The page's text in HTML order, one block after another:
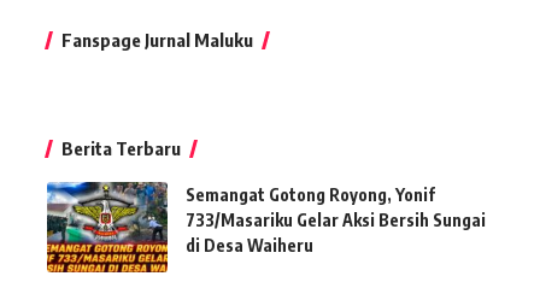
Fanspage Jurnal Maluku
Berita Terbaru
Semangat Gotong Royong, Yonif
733/Masariku Gelar Aksi Bersih Sungai
di Desa Waiheru